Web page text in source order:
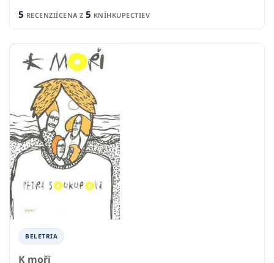
5 RECENZIÍCENA Z 5 KNÍHKUPECTIEV
BELETRIA
K moři